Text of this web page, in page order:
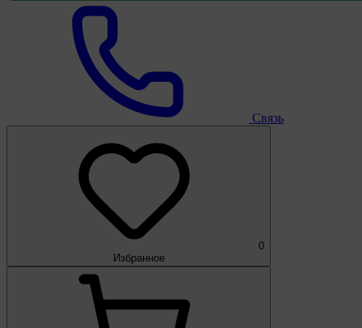
Связь
0
Избранное